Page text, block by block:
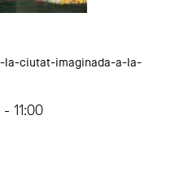
ciutat-imaginada-a-la-
11:00
a la Fundació Joan Miró